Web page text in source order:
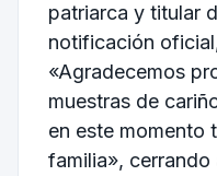
patriarca y titular
notificación
«Agradecemos
muestras de
en este momento
familia»,